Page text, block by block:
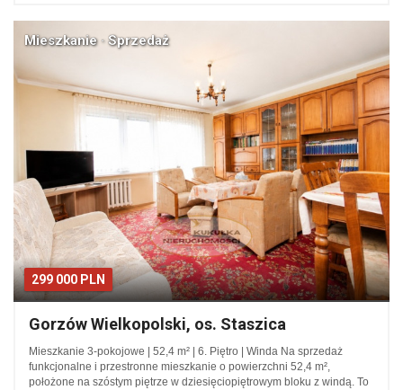
299 000 PLN
Mieszkanie · Sprzedaż
Gorzów Wielkopolski, os. Staszica
Mieszkanie 3-pokojowe | 52,4 m² | 6. Piętro | Winda Na sprzedaż
funkcjonalne i przestronne mieszkanie o powierzchni 52,4 m²,
położone na szóstym piętrze w dziesięciopiętrowym bloku z windą. To